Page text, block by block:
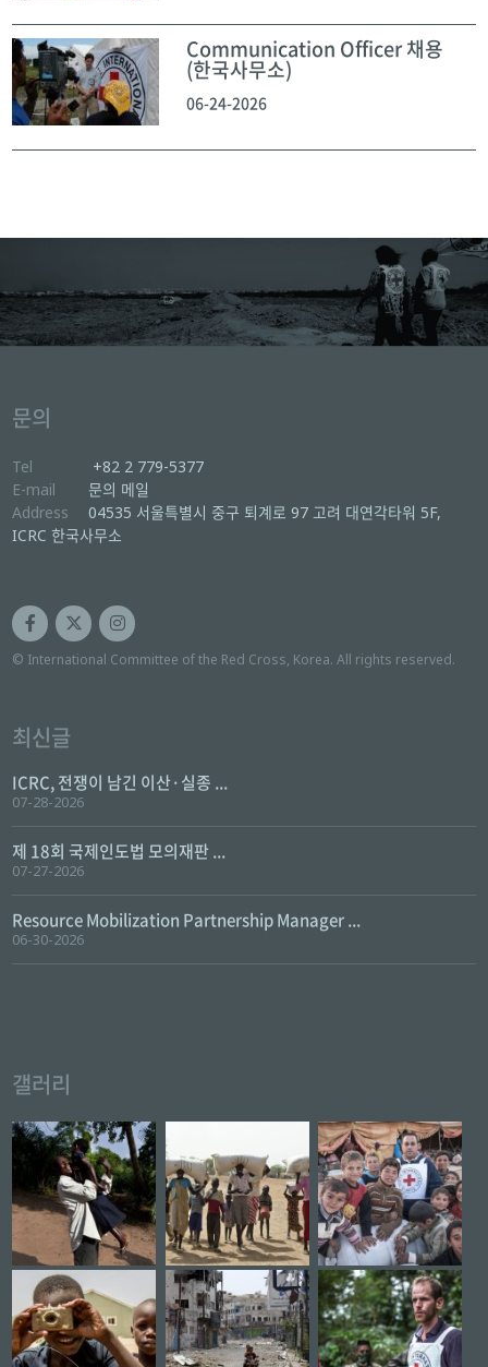
Communication Officer 채용
(한국사무소)
06-24-2026
문의
Tel
+82 2 779-5377
E-mail
문의 메일
Address
04535 서울특별시 중구 퇴계로 97 고려 대연각타워 5F,
ICRC 한국사무소
© International Committee of the Red Cross, Korea. All rights reserved.
최신글
ICRC, 전쟁이 남긴 이산·실종 ...
07-28-2026
제 18회 국제인도법 모의재판 ...
07-27-2026
Resource Mobilization Partnership Manager ...
06-30-2026
갤러리